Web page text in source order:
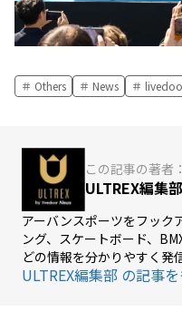
Others News
この記事の著者：
ULTREX編集部
アーバンスポーツをフック
ング、スケートボード、
どの情報を分かりやすく発
ULTREX編集部 の記事